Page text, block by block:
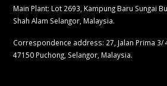
Main Plant: Lot 2693, Kampung Baru Sungai
Shah Alam Selangor, Malaysia.
Correspondence address: 27, Jalan Prima 3/
47150 Puchong, Selangor, Malaysia.